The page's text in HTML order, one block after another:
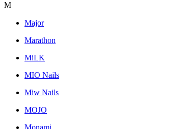
M
Major
Marathon
MiLK
MIO Nails
Miw Nails
MOJO
Monami